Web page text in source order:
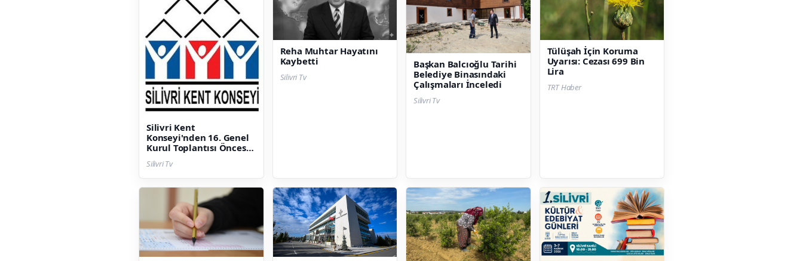
Silivri Kent
Konseyi'nden 16. Genel
Kurul Toplantısı Öncesi
Duyurusu
Silivri Tv
Reha Muhtar Hayatını
Kaybetti
Silivri Tv
Başkan Balcıoğlu Tarihi
Belediye Binasındaki
Çalışmaları İnceledi
Silivri Tv
Tülüşah İçin Koruma
Uyarısı: Cezası 699 Bin
Lira
TRT Haber